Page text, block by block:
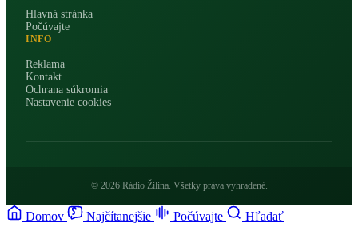
Hlavná stránka
Počúvajte
INFO
Reklama
Kontakt
Ochrana súkromia
Nastavenie cookies
© 2026 Rádio Žilina. Všetky práva vyhradené.
Domov Najčítanejšie Počúvajte Hľadať